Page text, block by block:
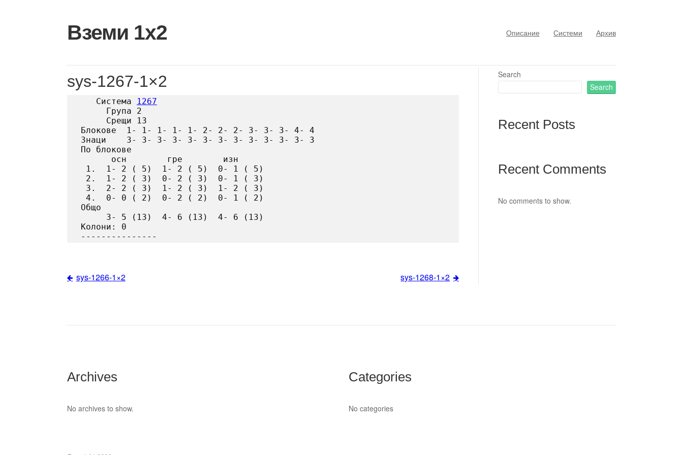
content
Вземи 1х2 Описание Системи Архив
sys-1267-1×2
   Система
1267
     Група 2
     Срещи 13
Блокове  1- 1- 1- 1- 1- 2- 2- 2- 3- 3- 3- 4- 4
Знаци    3- 3- 3- 3- 3- 3- 3- 3- 3- 3- 3- 3- 3
По блокове
      осн        гре        изн
1.  1- 2 ( 5)  1- 2 ( 5)  0- 1 ( 5)
2.  1- 2 ( 3)  0- 2 ( 3)  0- 1 ( 3)
3.  2- 2 ( 3)  1- 2 ( 3)  1- 2 ( 3)
4.  0- 0 ( 2)  0- 2 ( 2)  0- 1 ( 2)
Общо
     3- 5 (13)  4- 6 (13)  4- 6 (13)
Колони: 0
Post
sys-1266-1×2 sys-1268-1×2
Search
Search
Recent Posts
Recent Comments
No comments to show.
Archives
No archives to show.
Categories
No categories